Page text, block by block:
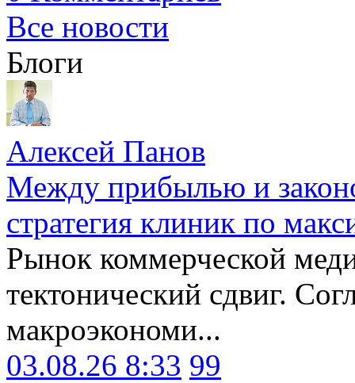
Все новости
Блоги
Алексей Панов
Между прибылью и
стратегия клиник по
Рынок коммерческой
тектонический сдвиг.
макроэкономи...
03.08.26 8:33 99